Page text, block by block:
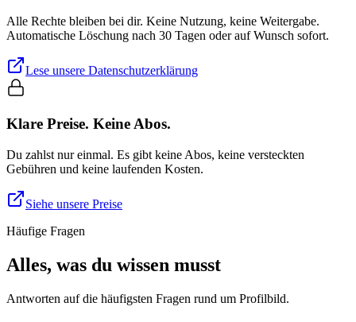
Alle Rechte bleiben bei dir. Keine Nutzung, keine Weitergabe.
Automatische Löschung nach 30 Tagen oder auf Wunsch sofort.
Lese unsere Datenschutzerklärung
Klare Preise. Keine Abos.
Du zahlst nur einmal. Es gibt keine Abos, keine versteckten
Gebühren und keine laufenden Kosten.
Siehe unsere Preise
Häufige Fragen
Alles, was du wissen musst
Antworten auf die häufigsten Fragen rund um Profilbild.